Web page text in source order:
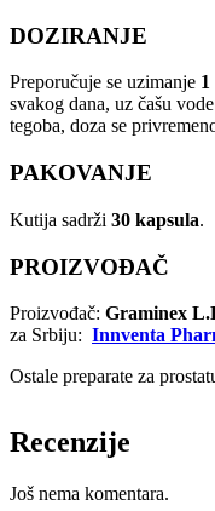
DOZIRANJE
Preporučuje se uzimanje 1
svakog dana, uz čašu
tegoba, doza se
PAKOVANJE
Kutija sadrži 30 kapsula.
PROIZVOĐAČ
Proizvođač: Graminex
za Srbiju: Innventa
Ostale preparate za
Recenzije
Još nema komentara.